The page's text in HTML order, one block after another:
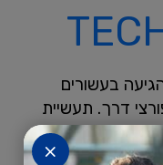
בעשורים
דרך. תעשיית
את הכלכלה
מכבר לתעשייה×